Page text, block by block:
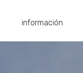
información